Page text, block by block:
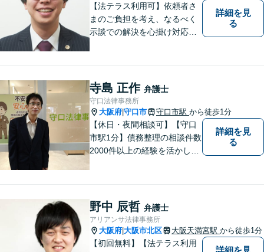
【法テラス利用可】依頼者さ
まのご負担を考え、なるべく
示談での解決を心掛け対応い
で頼れる弁護士を目指しま
す。【休日相談可】【今福鶴
見駅2分】
詳細を見
る
寺島 正作 弁護士
守口法律事務所
大阪府 守口市 守口市駅 から徒歩1分
【休日・夜間相談可】【守口
市駅1分】債務整理の相談件数
2000件以上の経験を活かし、
頼者様が不安を抱かないよう
に、わかりやすく的確なアド
バイスを心がけております。
詳細を見
る
野中 辰哲 弁護士
アリアンサ法律事務所
大阪府 大阪市北区 大阪天満宮駅 から徒歩1分
【初回無料】【法テラス利用
詳細を見